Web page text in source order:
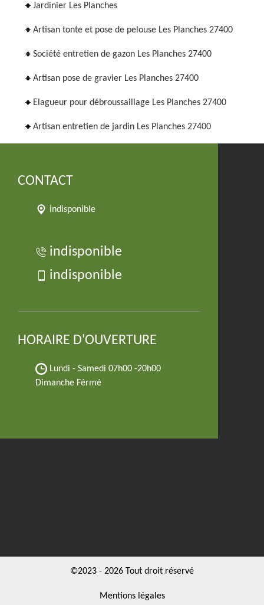
Jardinier Les Planches
Artisan tonte et pose de pelouse Les Planches 27400
Société entretien de gazon Les Planches 27400
Artisan pose de gravier Les Planches 27400
Elagueur pour débroussaillage Les Planches 27400
Artisan entretien de jardin Les Planches 27400
CONTACT
indisponible
indisponible
indisponible
HORAIRE D'OUVERTURE
Lundi - Samedi 07h00 -20h00
Dimanche Férmé
©2023 - 2026 Tout droit réservé
Mentions légales